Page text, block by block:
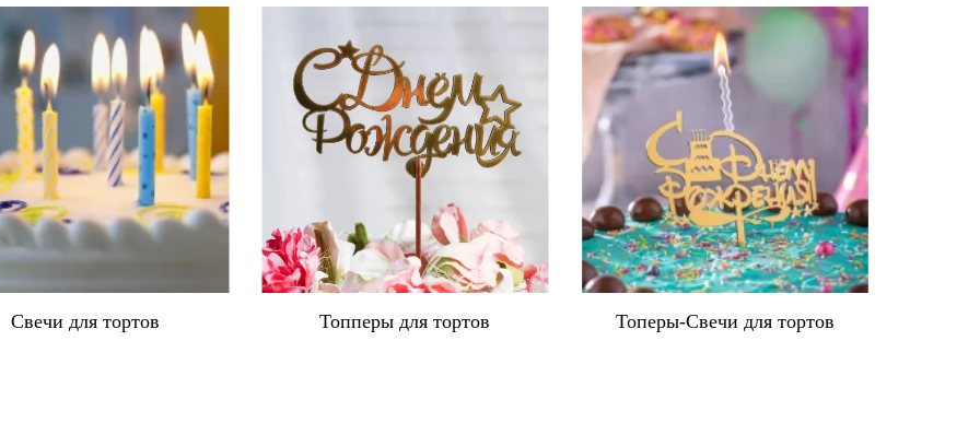
Свечи для тортов Топперы для тортов Топеры-Свечи для тортов